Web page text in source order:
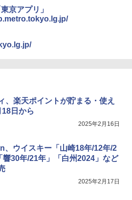
スキー ハイボール 缶
スキー500ml アサヒ [ 日本 500ml ]
中元 ギフト プレゼント 贈り物に】
ップヌードル カップヌードルPRO シ
フードヌードル 高たんぱく&低糖質 さ
塩分控えめ 78g×12個
ップヌードル レギュラー 日清食品 カ
麺 78g×20個
調理 フラットテーブル トースト機
東芝) スチームオーブンレン
石窯ドーム ER-D80A(K) ブラック 25
入れ 小型 新生活 一人暮らし 二人暮
し ファミリー
京アプリ」
、楽天ポイントが貯まる・使え
日から
2025年2月16日
、ウイスキー「山崎18年/12年/2
響30年/21年」「白州2024」など
2025年2月17日